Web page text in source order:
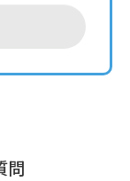
問